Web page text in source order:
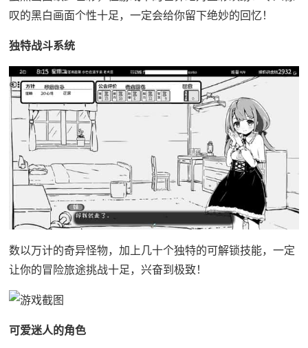
叹的黑白画面个性十足，一定会给你留下绝妙的回忆！
独特战斗系统
数以万计的奇异怪物，加上几十个独特的可解锁技能，一定
让你的冒险旅途挑战十足，兴奋到极致！
可爱迷人的角色